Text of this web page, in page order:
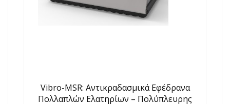
Vibro-MSR: Αντικραδασμικά Εφέδρανα
Πολλαπλών Ελατηρίων – Πολύπλευρης